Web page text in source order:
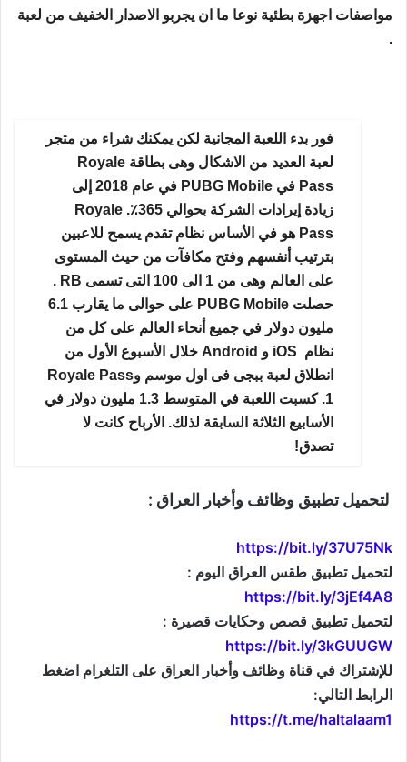
مواصفات اجهزة بطئية نوعا ما ان يجربو الاصدار الخفيف من لعبة
.
فور بدء اللعبة المجانية لكن يمكنك شراء من متجر
لعبة العديد من الاشكال وهى بطاقة Royale
Pass في PUBG Mobile في عام 2018 إلى
زيادة إيرادات الشركة بحوالي 365٪. Royale
Pass هو في الأساس نظام تقدم يسمح للاعبين
بترتيب أنفسهم وفتح مكافآت من حيث المستوى
على العالم وهى من 1 الى 100 التى تسمى RB .
حصلت PUBG Mobile على حوالى ما يقارب 6.1
مليون دولار في جميع أنحاء العالم على كل من
نظام iOS و Android خلال الأسبوع الأول من
انطلاق لعبة ببجى فى اول موسم وRoyale Pass
1. كسبت اللعبة في المتوسط 1.3 مليون دولار في
الأسابيع الثلاثة السابقة لذلك. الأرباح كانت لا
تصدق!
لتحميل تطبيق وظائف وأخبار العراق :
https://bit.ly/37U75Nk
لتحميل تطبيق طقس العراق اليوم :
https://bit.ly/3jEf4A8
لتحميل تطبيق قصص وحكايات قصيرة :
https://bit.ly/3kGUUGW
للإشتراك في قناة وظائف وأخبار العراق على التلغرام اضغط
الرابط التالي:
https://t.me/haltalaam1